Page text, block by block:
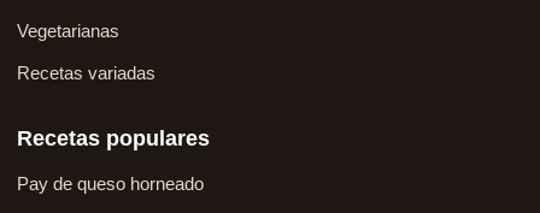
Vegetarianas
Recetas variadas
Recetas populares
Pay de queso horneado